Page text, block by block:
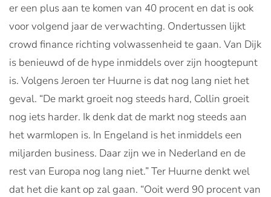
er een plus aan te komen van 40 procent en dat is ook
voor volgend jaar de verwachting. Ondertussen lijkt
crowd finance richting volwassenheid te gaan. Van Dijk
is benieuwd of de hype inmiddels over zijn hoogtepunt
is. Volgens Jeroen ter Huurne is dat nog lang niet het
geval. “De markt groeit nog steeds hard, Collin groeit
nog iets harder. Ik denk dat de markt nog steeds aan
het warmlopen is. In Engeland is het inmiddels een
miljarden business. Daar zijn we in Nederland en de
rest van Europa nog lang niet.” Ter Huurne denkt wel
dat het die kant op zal gaan. “Ooit werd 90 procent van